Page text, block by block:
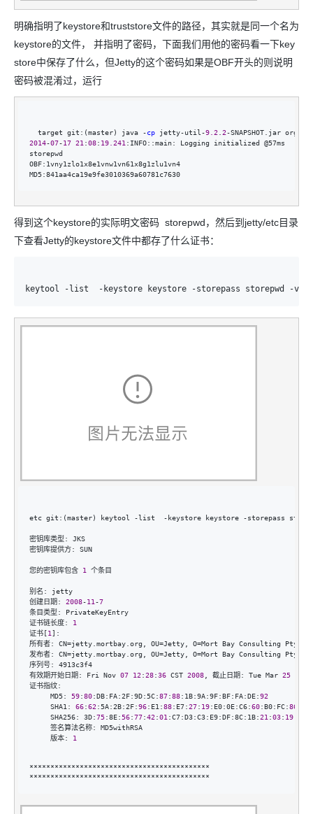
明确指明了keystore和truststore文件的路径，其实就是同一个名为
keystore的文件， 并指明了密码，下面我们用他的密码看一下key
store中保存了什么，但Jetty的这个密码如果是OBF开头的则说明
密码被混淆过，运行
  target git:(master) java -
cp jetty-util-9.2 2-
2014-07-17 21 :08: 19.241 :INFO::main: Logging initialized @57ms
storepwd
OBF:1vny1zlo1x8e1vnw1vn61x8g1zlu1vn4
MD5:841aa4ca19e9fe3010369a60781c7630
得到这个keystore的实际明文密码 storepwd，然后到jetty/etc目录
下查看Jetty的keystore文件中都存了什么证书：
keytool -list  -keystore keystore -storepass storepwd -v
etc git:(master) keytool -list  -keystore keystore -storepass
密钥库类型: JKS
密钥库提供方: SUN
您的密钥库包含 1 个条目
别名: jetty
创建日期: 2008-11 -7
条目类型: PrivateKeyEntry
证书链长度: 1
证书[1 ]:
所有者: CN=jetty.mortbay.org, OU=Jetty, O=Mort Bay Consulting Pty Ltd,
发布者: CN=jetty.mortbay.org, OU=Jetty, O=Mort Bay Consulting Pty Ltd,
序列号: 4913c3f4
有效期开始日期: Fri Nov 07 12 :28:36 CST 2008 , 截止日期: Tue Mar 25
证书指纹:
     MD5:
59:80:DB:FA:2F:9D:5C:87:88:1B:9A:9F:BF:FA:DE:92
     SHA1:
66:62 :5A:2B:2F:96:E1:88:E7:27: 19:E0:0E:C6:60:B0:FC:86
     SHA256: 3D:
75:8E: 56:77:42 :01 :C7:D3:C3:E9:DF:8C:1B:21 :03: 19
     签名算法名称: MD5withRSA
     版本:
1
*******************************************
*******************************************